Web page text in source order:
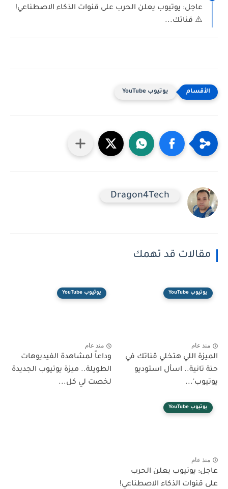
عاجل: يوتيوب يعلن الحرب على قنوات الذكاء الاصطناعي!
⚠️ قناتك...
يوتيوب YouTube
Dragon4Tech
مقالات قد تهمك
يوتيوب YouTube
منذ عام
الميزة اللي هتخلي قناتك في
حتة تانية.. اسأل استوديو
يوتيوب'...
يوتيوب YouTube
منذ عام
وداعاً لمشاهدة الفيديوهات
الطويلة.. ميزة يوتيوب الجديدة
لخصت لي كل...
يوتيوب YouTube
منذ عام
عاجل: يوتيوب يعلن الحرب
على قنوات الذكاء الاصطناعي!